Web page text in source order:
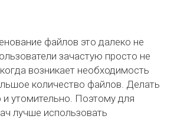
файлов это далеко не
зачастую просто не
возникает необходимость
количество файлов. Делать
и утомительно. Поэтому для
лучше использовать